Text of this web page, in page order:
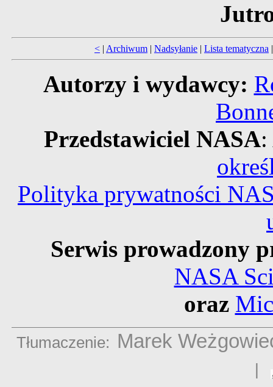
< | Archiwum | Nadsyłanie | Lista tematyczna
Autorzy i wydawcy:
Przedstawiciel NASA:
Polityka prywatności
Serwis prowadzony
NASA
oraz
Tłumaczenie: Marek
|